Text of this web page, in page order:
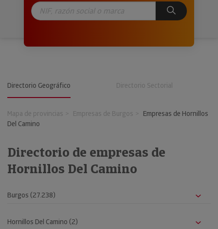
Directorio Geográfico Directorio Sectorial
Mapa de provincias Empresas de Burgos
Empresas de Hornillos
Del Camino
Directorio de empresas de
Hornillos Del Camino